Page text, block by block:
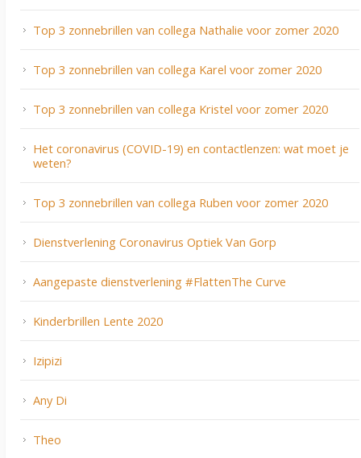
Top 3 zonnebrillen van collega Nathalie voor zomer 2020
Top 3 zonnebrillen van collega Karel voor zomer 2020
Top 3 zonnebrillen van collega Kristel voor zomer 2020
Het coronavirus (COVID-19) en contactlenzen: wat moet je
weten?
Top 3 zonnebrillen van collega Ruben voor zomer 2020
Dienstverlening Coronavirus Optiek Van Gorp
Aangepaste dienstverlening #FlattenThe Curve
Kinderbrillen Lente 2020
Izipizi
Any Di
Theo